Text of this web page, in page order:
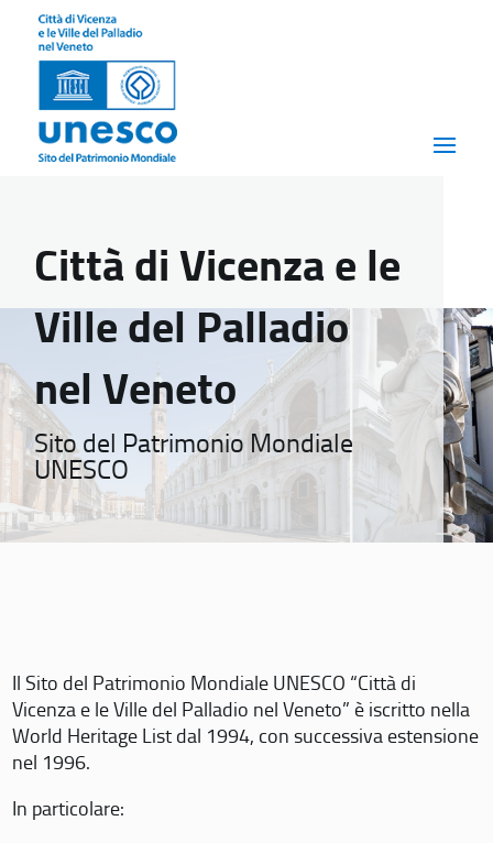
Città di Vicenza e le
Ville del Palladio
nel Veneto
Sito del Patrimonio Mondiale
UNESCO
Il Sito del Patrimonio Mondiale UNESCO “Città di
Vicenza e le Ville del Palladio nel Veneto” è iscritto nella
World Heritage List dal 1994, con successiva estensione
nel 1996.
In particolare: